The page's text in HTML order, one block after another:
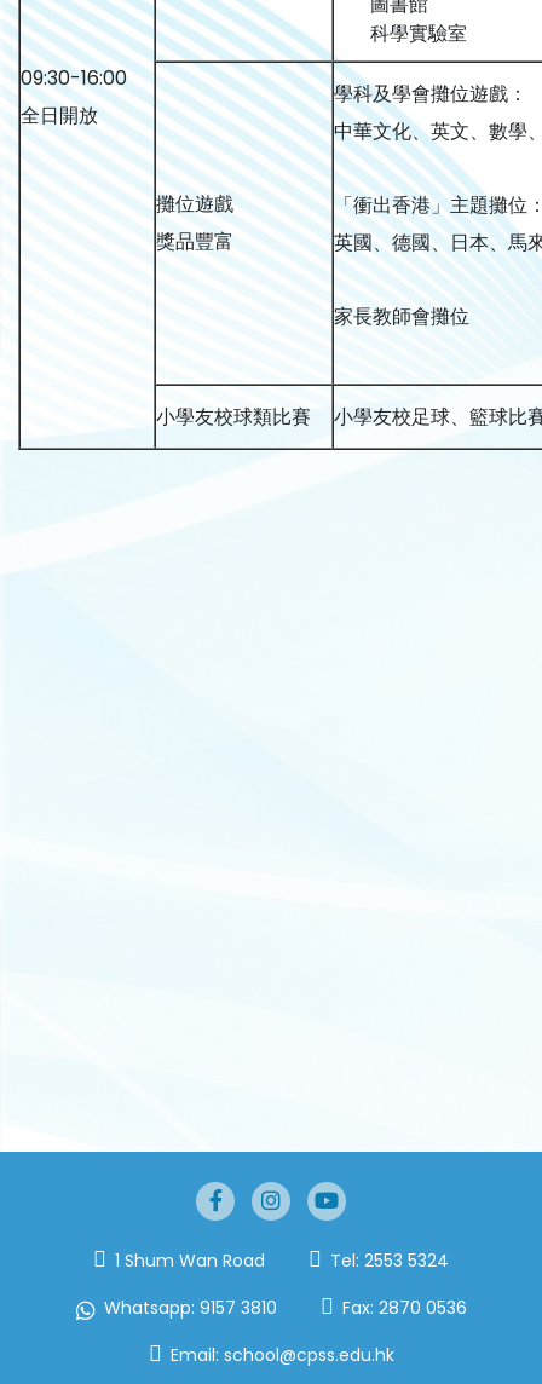
09:30-16:00
全日開放
科學實驗室
攤位遊戲
獎品豐富
學科及學會攤位遊戲：
中華文化、英文、數學
「衝出香港」主題攤位
英國、德國、日本、馬
家長教師會攤位
小學友校球類比賽 小學友校足球、籃球比
1 Shum Wan Road Tel: 2553 5324
Whatsapp: 9157 3810 Fax: 2870 0536
Email: school@cpss.edu.hk